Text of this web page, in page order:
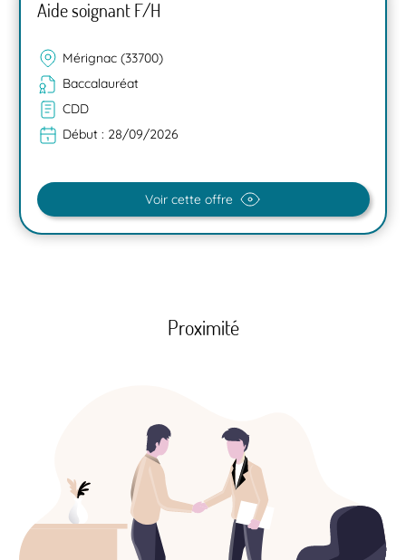
Aide soignant F/H
Mérignac (33700)
Baccalauréat
CDD
Début : 28/09/2026
Voir cette offre
Proximité